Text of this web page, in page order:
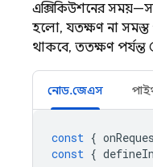
এক্সিকিউশনের
হলো, যতক্ষণ না সমস্ত
থাকবে, ততক্ষণ পর্যন্ত
নোড.জেএস
const {
const {